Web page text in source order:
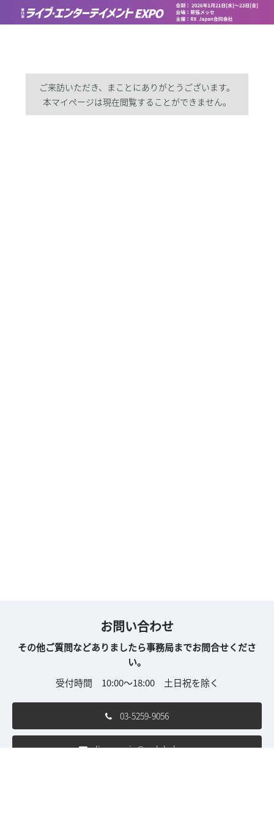
ご来訪いただき、まことにありがとうございます。
本マイページは現在閲覧することができません。
お問い合わせ
その他ご質問などありましたら事務局までお問合せくださ
い。
受付時間 10:00～18:00 土日祝を除く
03-5259-9056
live-con.jp@rxglobal.com